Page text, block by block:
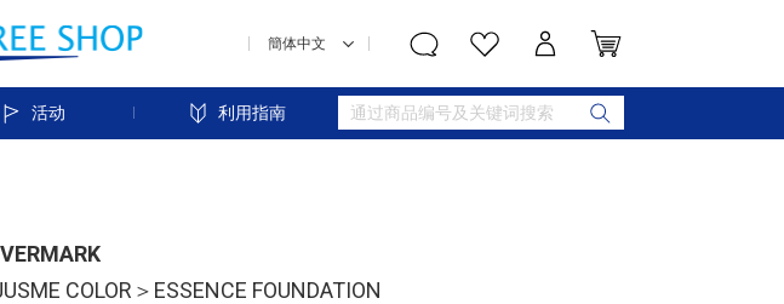
活动 利用指南
COLOR＞ESSENCE FOUNDATION